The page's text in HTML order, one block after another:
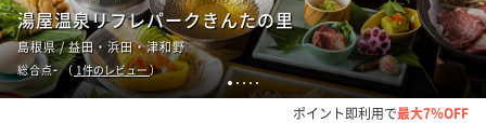
1 2 3 45
湯屋温泉リフレパークきんたの里
島根県 / 益田・浜田・津和野
総合点-（ 1件のレビュー）
ポイント即利用で最大7％OFF